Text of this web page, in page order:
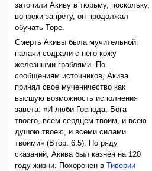
заточили Акиву в тюрьму, поскольку,
вопреки запрету, он продолжал
обучать Торе.
Смерть Акивы была мучительной:
палачи содрали с него кожу
железными граблями. По
сообщениям источников, Акива
принял свое мученичество как
высшую возможность исполнения
завета: «И люби Господа, Бога
твоего, всем сердцем твоим, и всею
душою твоею, и всеми силами
твоими» (Втор. 6:5). По ряду
сказаний, Акива был казнён на 120
году жизни. Похоронен в
Тиверии